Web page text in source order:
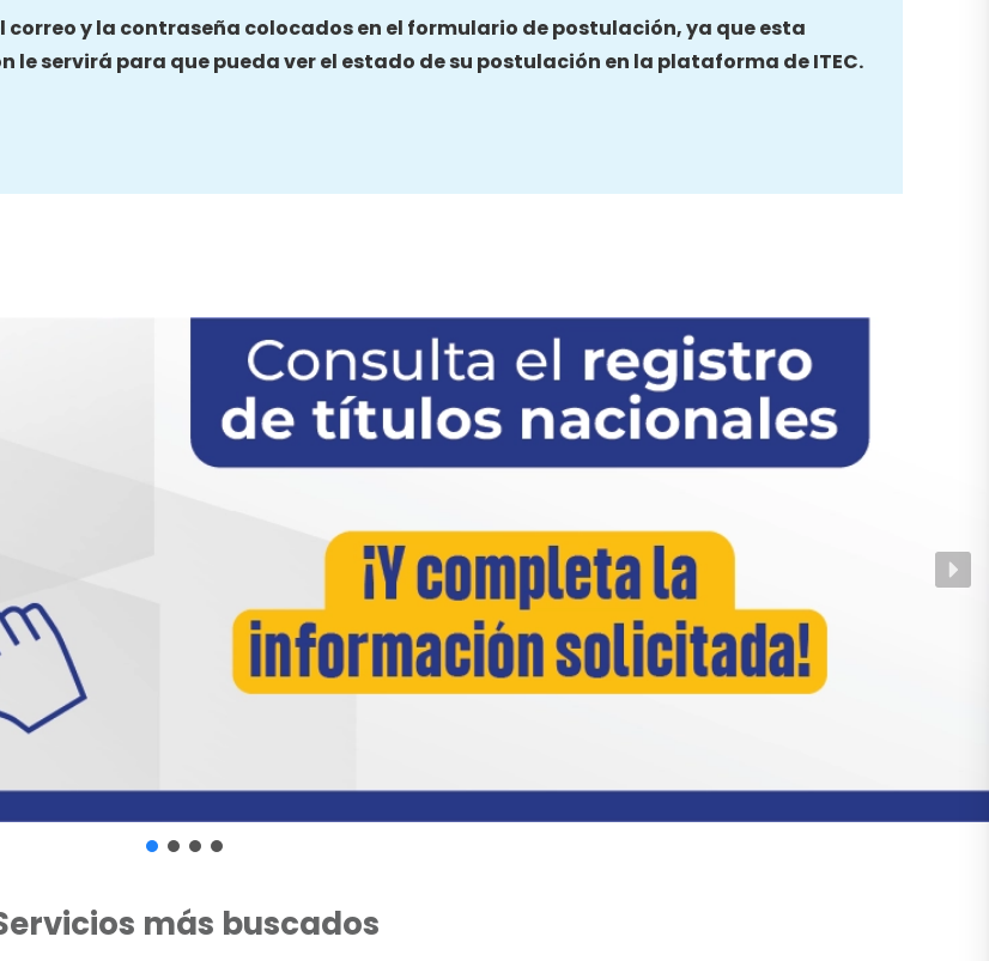
correo y la contraseña colocados en el formulario de postulación, ya que esta
le servirá para que pueda ver el estado de su postulación en la plataforma de ITEC.
más buscados